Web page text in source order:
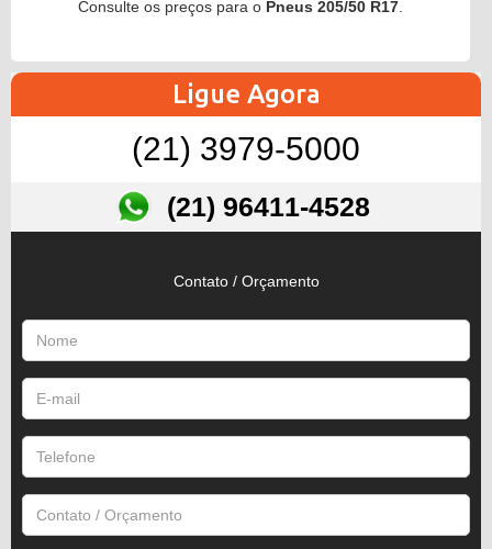
Consulte os preços para o Pneus 205/50 R17
Ligue Agora
(21) 3979-5000
(21) 96411-4528
Contato / Orçamento